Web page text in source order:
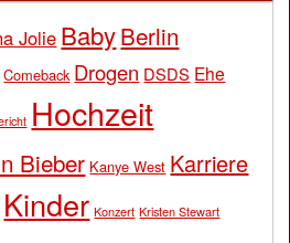
Jolie BabyBerlin
Comeback Drogen DSDS Ehe
Hochzeit
Bieber Kanye West Karriere
Kinder Konzert Kristen Stewart